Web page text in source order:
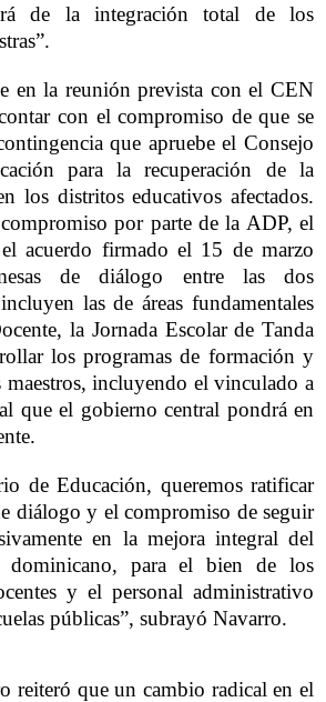
de la integración total de los
en la reunión prevista con el CEN
con el compromiso de que se
que apruebe el Consejo
para la recuperación de la
los distritos educativos afectados.
por parte de la ADP, el
acuerdo firmado el 15 de marzo
de diálogo entre las dos
las de áreas fundamentales
la Jornada Escolar de Tanda
los programas de formación y
maestros, incluyendo el vinculado a
que el gobierno central pondrá en
de Educación, queremos ratificar
diálogo y el compromiso de seguir
en la mejora integral del
dominicano, para el bien de los
y el personal administrativo
públicas”, subrayó Navarro.
reiteró que un cambio radical en el